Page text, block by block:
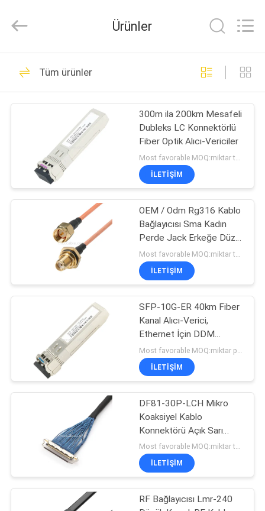
EVDE
ÜRÜN
VIDEOLAR
BIZIM
HAKKIMIZDA
FABRIKA
KALITE
KONTROLÜ
BIZIMLE
İLETIŞIM
DAVALAR
BIR
Technology
Rights
mikro koaksiyel
kablo
303
LVDS EDP Kablosu
77
LVDS Kablo
Komplesi
MIPI Kablosu
7
Ürünler
Tüm ürünler
300m ila 200km Mesafeli
Dubleks LC Konnektörlü
Fiber Optik Alıcı-Vericiler
Most favorable MOQ:miktar tartışılabilir
İLETIŞIM
OEM / Odm Rg316 Kablo
Bağlayıcısı Sma Kadın
Perde Jack Erkeğe Düz
Plug
İLETIŞIM
SFP-10G-ER 40km Fiber
Kanal Alıcı-Verici,
Ethernet İçin DDM
Etkinleştirilmiş
İLETIŞIM
DF81-30P-LCH Mikro
Koaksiyel Kablo
Konnektörü Açık Sarı
Kırmızı Renk
Most favorable MOQ:miktar tartışılabilir (kişisel kullanım yerine yalnızca Şirket)
İLETIŞIM
RF Bağlayıcısı Lmr-240